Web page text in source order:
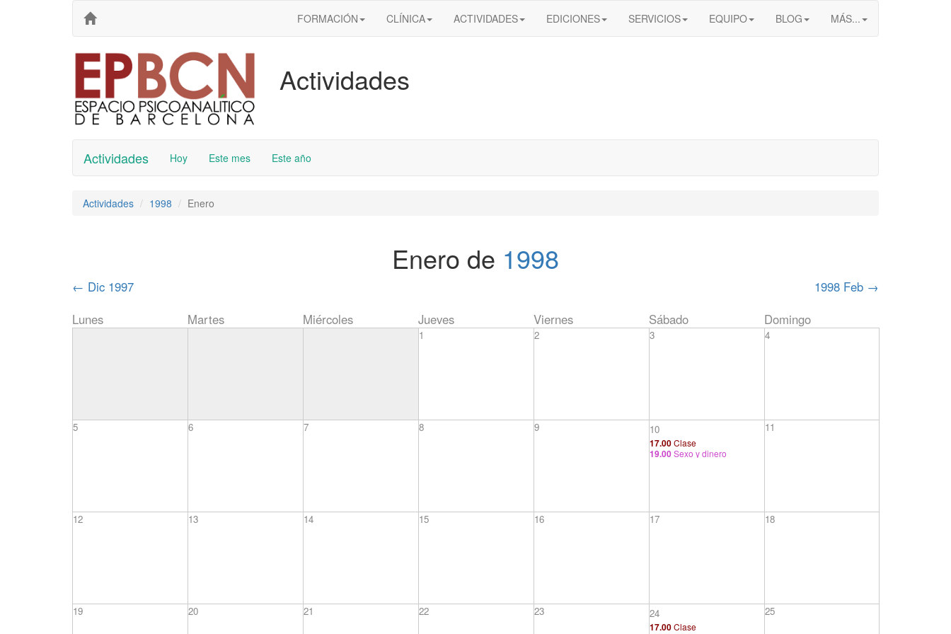
FORMACIÓN CLÍNICA ACTIVIDADES EDICIONES SERVICIOS EQUIPO BLOG MÁS...
Actividades
Actividades Hoy Este mes Este año
Actividades 1998 Enero
Enero de 1998
← Dic 1997 1998 Feb →
Lunes
Martes Miércoles Jueves Viernes Sábado Domingo
1 2 3 4
5 6 7 8 9 10
17.00Clase
19.00Sexo y dinero
11
12 13 14 15 16 17 18
19 20 21 22 23 24
17.00Clase
25